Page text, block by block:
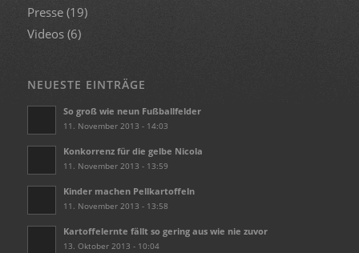
Presse(19)
Videos(6)
NEUESTE EINTRÄGE
So groß wie neun Fußballfelder
11. November 2013 - 14:03
Konkorrenz für die gelbe Nicola
11. November 2013 - 13:59
Kinder machen Pellkartoffeln
11. November 2013 - 13:58
Kartoffelernte fällt so gering aus wie nie zuvor
13. Oktober 2013 - 10:04